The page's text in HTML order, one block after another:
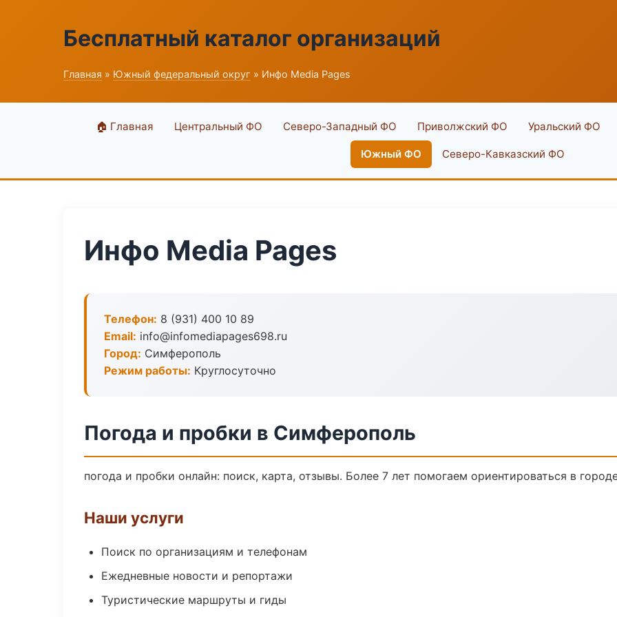
Бесплатный каталог организаций
Главная » Южный федеральный округ » Инфо Media Pages
🏠 Главная Центральный ФО Северо-Западный ФО Приволжский ФО Уральский ФО
Южный ФО Северо-Кавказский ФО
Инфо Media Pages
Телефон: 8 (931) 400 10 89
Email: info@infomediapages698.ru
Город: Симферополь
Режим работы: Круглосуточно
Погода и пробки в Симферополь
погода и пробки онлайн: поиск, карта, отзывы. Более 7 лет помогаем ориентироваться в
Наши услуги
Поиск по организациям и телефонам
Ежедневные новости и репортажи
Туристические маршруты и гиды